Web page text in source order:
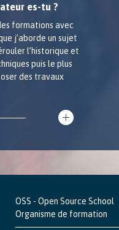
es-tu ?
formations avec
j’aborde un sujet
l’historique et
puis le plus
des travaux
OSS - Open Source School
Organisme de formation